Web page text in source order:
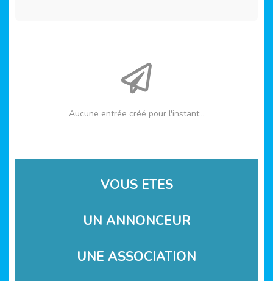
Aucune entrée créé pour l'instant...
VOUS ETES
UN ANNONCEUR
UNE ASSOCIATION